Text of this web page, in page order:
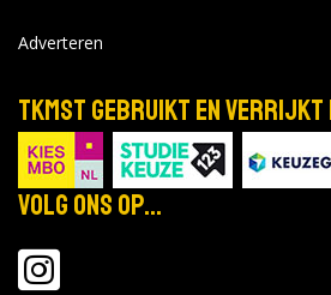
Adverteren
TKMST gebruikt en verrijkt
Volg ons op...